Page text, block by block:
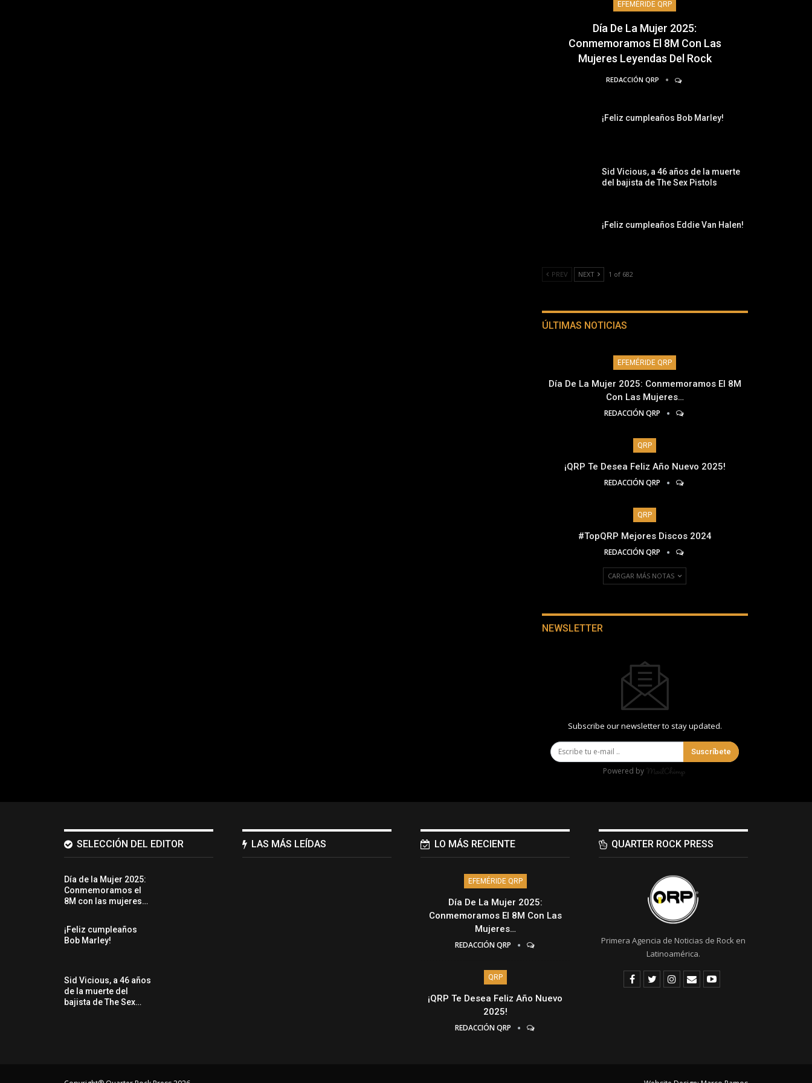
EFEMÉRIDE QRP
Día De La Mujer 2025:
Conmemoramos El 8M Con Las
Mujeres Leyendas Del Rock
REDACCIÓN QRP
¡Feliz cumpleaños Bob Marley!
Sid Vicious, a 46 años de la muerte
del bajista de The Sex Pistols
¡Feliz cumpleaños Eddie Van Halen!
PREV NEXT 1 of 682
ÚLTIMAS NOTICIAS
EFEMÉRIDE QRP
Día De La Mujer 2025: Conmemoramos El 8M
Con Las Mujeres…
REDACCIÓN QRP
QRP
¡QRP Te Desea Feliz Año Nuevo 2025!
REDACCIÓN QRP
QRP
#TopQRP Mejores Discos 2024
REDACCIÓN QRP
CARGAR MÁS NOTAS
NEWSLETTER
Subscribe our newsletter to stay updated.
Suscríbete
Powered by
SELECCIÓN DEL EDITOR
Día de la Mujer 2025:
Conmemoramos el
8M con las mujeres…
¡Feliz cumpleaños
Bob Marley!
Sid Vicious, a 46 años
de la muerte del
bajista de The Sex…
LAS MÁS LEÍDAS LO MÁS RECIENTE
EFEMÉRIDE QRP
Día De La Mujer 2025:
Conmemoramos El 8M Con Las
Mujeres…
REDACCIÓN QRP
QRP
¡QRP Te Desea Feliz Año Nuevo
2025!
REDACCIÓN QRP
QUARTER ROCK PRESS
Primera Agencia de Noticias de Rock en
Latinoamérica.